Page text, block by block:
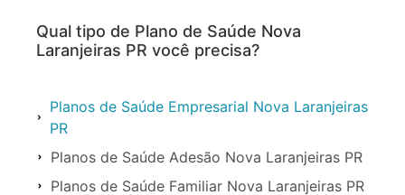
Qual tipo de Plano de Saúde Nova
Laranjeiras PR você precisa?
Planos de Saúde Empresarial Nova Laranjeiras
PR
Planos de Saúde Adesão Nova Laranjeiras PR
Planos de Saúde Familiar Nova Laranjeiras PR